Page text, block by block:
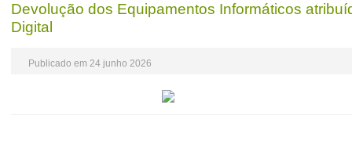
Devolução dos Equipamentos Informáticos
Digital
Publicado em 24 junho 2026